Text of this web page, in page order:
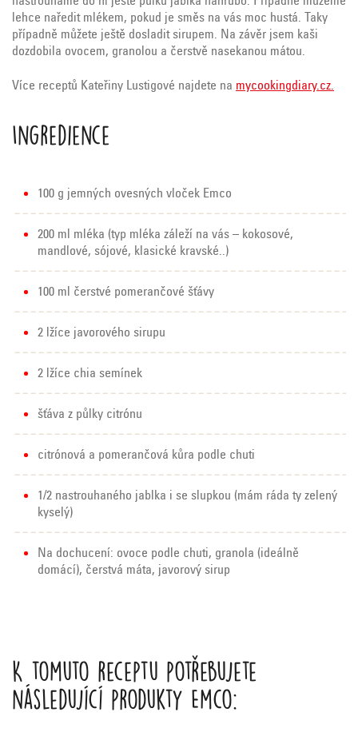
lehce naředit mlékem, pokud je směs na vás moc hustá. Taky
případně můžete ještě dosladit sirupem. Na závěr jsem kaši
dozdobila ovocem, granolou a čerstvě nasekanou mátou.
Více receptů Kateřiny Lustigové najdete na mycookingdiary.cz.
Ingredience
100 g jemných ovesných vloček Emco
200 ml mléka (typ mléka záleží na vás – kokosové,
mandlové, sójové, klasické kravské..)
100 ml čerstvé pomerančové šťávy
2 lžíce javorového sirupu
2 lžíce chia semínek
šťáva z půlky citrónu
citrónová a pomerančová kůra podle chuti
1/2 nastrouhaného jablka i se slupkou (mám ráda ty zelený
kyselý)
Na dochucení: ovoce podle chuti, granola (ideálně
domácí), čerstvá máta, javorový sirup
K tomuto receptu potřebujete
následující produkty Emco: